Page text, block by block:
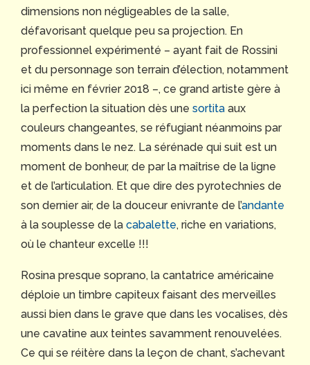
dimensions non négligeables de la salle,
défavorisant quelque peu sa projection. En
professionnel expérimenté – ayant fait de Rossini
et du personnage son terrain d’élection, notamment
ici même en février 2018 –, ce grand artiste gère à
la perfection la situation dès une sortita aux
couleurs changeantes, se réfugiant néanmoins par
moments dans le nez. La sérénade qui suit est un
moment de bonheur, de par la maîtrise de la ligne
et de l’articulation. Et que dire des pyrotechnies de
son dernier air, de la douceur enivrante de l’andante
à la souplesse de la cabalette, riche en variations,
où le chanteur excelle !!!
Rosina presque soprano, la cantatrice américaine
déploie un timbre capiteux faisant des merveilles
aussi bien dans le grave que dans les vocalises, dès
une cavatine aux teintes savamment renouvelées.
Ce qui se réitère dans la leçon de chant, s’achevant